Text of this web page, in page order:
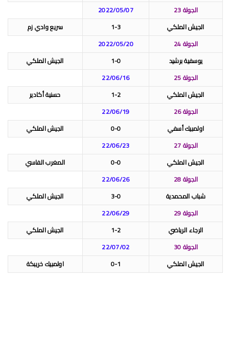
الجولة 23
2022/05/07
الجيش الملكي
1-3
سريع وادي زم
الجولة 24
2022/05/20
يوسفية برشيد
1-0
الجيش الملكي
الجولة 25
22/06/16
الجيش الملكي
1-2
حسنية أكادير
الجولة 26
22/06/19
اولمبيك أسفي
0-0
الجيش الملكي
الجولة 27
22/06/23
الجيش الملكي
0-0
المغرب الفاسي
الجولة 28
22/06/26
شباب المحمدية
3-0
الجيش الملكي
الجولة 29
22/06/29
الرجاء الرياضي
1-2
الجيش الملكي
الجولة 30
22/07/02
الجيش الملكي
0-1 اولمبيك خريبكة